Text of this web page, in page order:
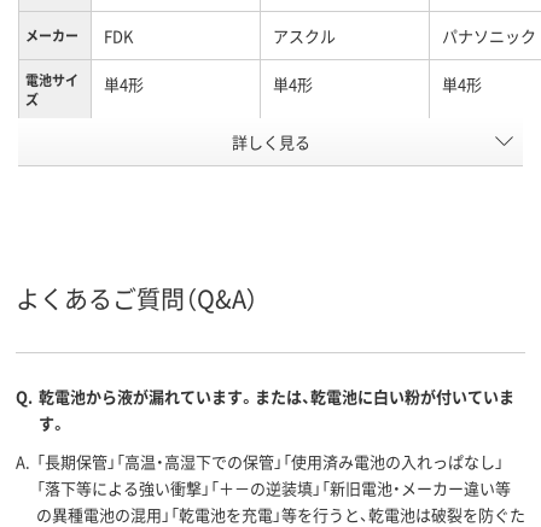
メーカー FDK アスクル パナソニック
電池サイ
ズ
単4形 単4形 単4形
60
詳しく見る
よくあるご質問（Q&A）
Q. 乾電池から液が漏れています。または、乾電池に白い粉が付いていま
す。
A.
「長期保管」「高温・高湿下での保管」「使用済み電池の入れっぱなし」
「落下等による強い衝撃」「＋－の逆装填」「新旧電池・メーカー違い等
の異種電池の混用」「乾電池を充電」等を行うと、乾電池は破裂を防ぐた